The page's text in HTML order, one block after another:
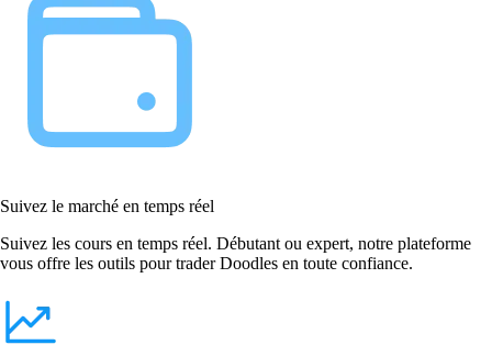
Suivez le marché en temps réel
Suivez les cours en temps réel. Débutant ou expert, notre plateforme
vous offre les outils pour trader Doodles en toute confiance.